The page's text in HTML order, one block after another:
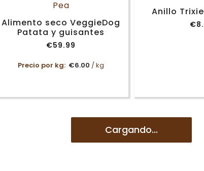
Alimento seco VeggieDog
Patata y guisantes
€59.99
Precio por kg: €6.00 / kg
Anillo
€